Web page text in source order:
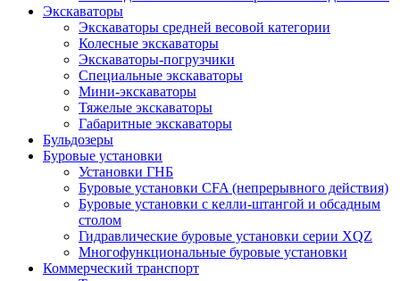
Экскаваторы
Экскаваторы средней весовой категории
Колесные экскаваторы
Экскаваторы-погрузчики
Специальные экскаваторы
Мини-экскаваторы
Тяжелые экскаваторы
Габаритные экскаваторы
Бульдозеры
Буровые установки
Установки ГНБ
Буровые установки CFA (непрерывного действия)
Буровые установки с келли-штангой и обсадным
столом
Гидравлические буровые установки серии XQZ
Многофункциональные буровые установки
Коммерческий транспорт